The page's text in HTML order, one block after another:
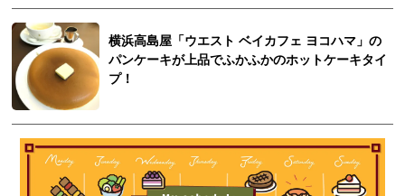
横浜高島屋「ウエスト ベイカフェ ヨコハマ」の
パンケーキが上品でふかふかのホットケーキタイ
プ！